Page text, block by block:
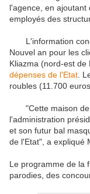
l'agence, en ajoutant
employés des
L'information
Nouvel an pour les
Kliazma (nord-est
dépenses de l'Etat .
roubles (11.700
"Cette maison de
l'administration
et son futur bal
de l'Etat", a expliqué
Le programme de la
parodies, des